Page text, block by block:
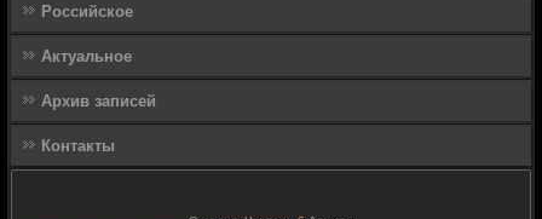
Российское
Актуальное
Архив записей
Контакты